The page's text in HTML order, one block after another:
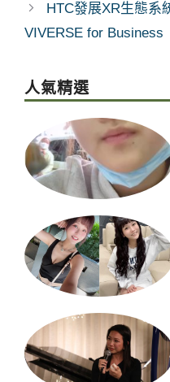
HTC發展XR生態
VIVERSE for Business
人氣精選